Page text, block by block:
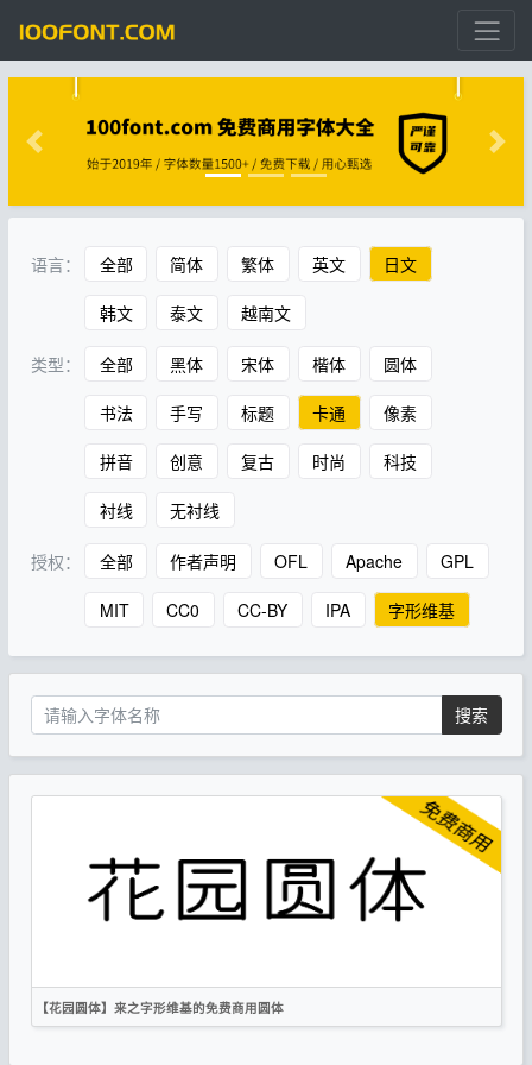
语言： 全部 简体 繁体 英文 日文
韩文 泰文 越南文
类型： 全部 黑体 宋体 楷体 圆体
书法 手写 标题 卡通 像素
拼音 创意 复古 时尚 科技
衬线 无衬线
授权： 全部 作者声明 OFL Apache GPL
MIT CC0 CC-BY IPA 字形维基
搜索
【花园圆体】来之字形维基的免费商用圆体